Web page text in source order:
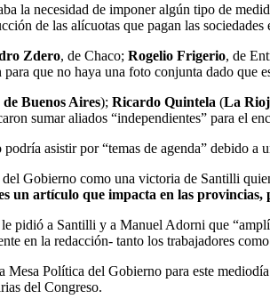
la necesidad de imponer algún tipo de
de las alícuotas que pagan las sociedades
Zdero, de Chaco; Rogelio Frigerio, de
que no haya una foto conjunta dado que
Buenos Aires); Ricardo Quintela (La
sumar aliados “independientes” para el
asistir por “temas de agenda” debido a
Gobierno como una victoria de Santilli
un artículo que impacta en las provincias,
pidió a Santilli y a Manuel Adorni que
en la redacción- tanto los trabajadores
Política del Gobierno para este
del Congreso.